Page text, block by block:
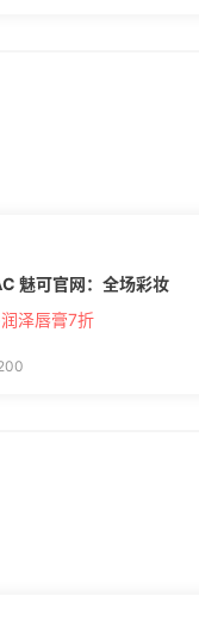
魅可官网：全场彩妆
泽唇膏7折